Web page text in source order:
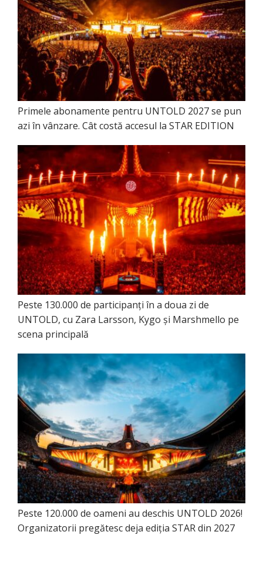
Primele abonamente pentru UNTOLD 2027 se pun
azi în vânzare. Cât costă accesul la STAR EDITION
Peste 130.000 de participanți în a doua zi de
UNTOLD, cu Zara Larsson, Kygo și Marshmello pe
scena principală
Peste 120.000 de oameni au deschis UNTOLD 2026!
Organizatorii pregătesc deja ediția STAR din 2027